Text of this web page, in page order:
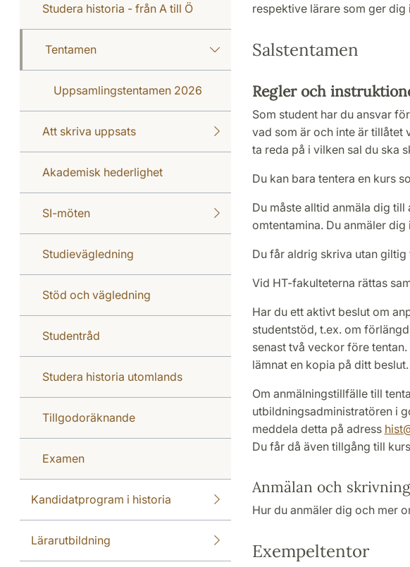
Studera historia - från A till Ö
Tentamen
Uppsamlingstentamen 2026
Att skriva uppsats
Akademisk hederlighet
SI-möten
Studievägledning
Stöd och vägledning
Studentråd
Studera historia utomlands
Tillgodoräknande
Examen
Kandidatprogram i historia
Lärarutbildning
respektive lärare som ger
Salstentamen
Regler och
Som student har du ansvar
vad som är och inte är tillåtet
ta reda på i vilken sal du ska
Du kan bara tentera en kurs
Du måste alltid anmäla dig
omtentamina. Du anmäler
Du får aldrig skriva utan
Vid HT-fakulteterna rättas
Har du ett aktivt beslut om
studentstöd, t.ex. om
senast två veckor före
lämnat en kopia på ditt
Om anmälningstillfälle till
utbildningsadministratören i
meddela detta på adress hist
Du får då även tillgång till
Anmälan och
Hur du anmäler dig och mer
Exempeltentor